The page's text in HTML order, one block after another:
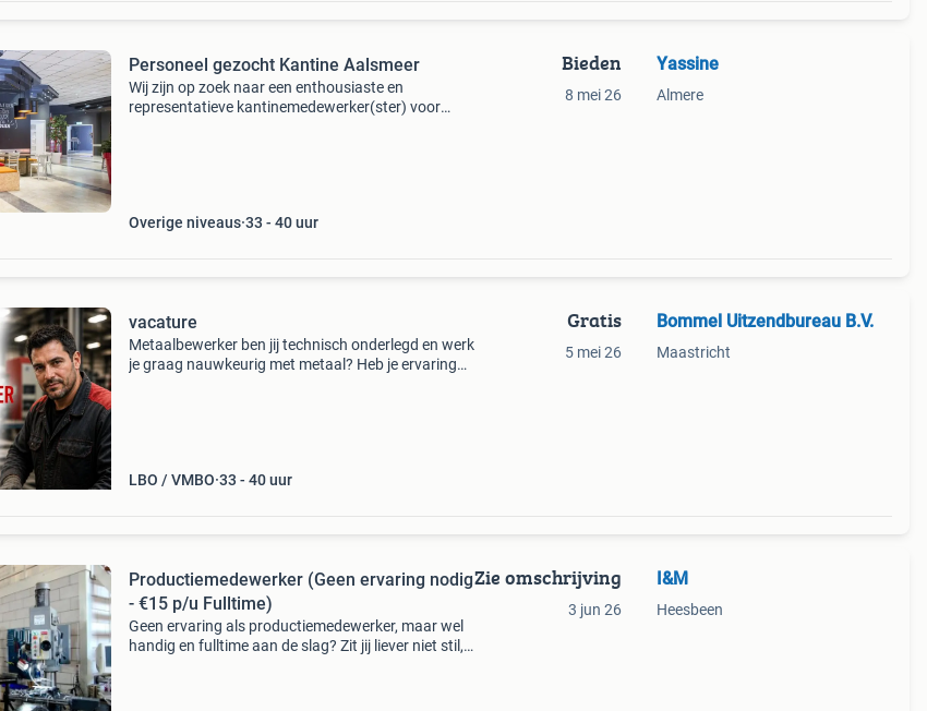
Personeel gezocht Kantine Aalsmeer
Wij zijn op zoek naar een enthousiaste en
representatieve kantinemedewerker(ster) voor
Overige niveaus 33 - 40 uur
Bieden
8 mei 26
Yassine
Almere
vacature
Metaalbewerker ben jij technisch onderlegd en werk
je graag nauwkeurig met metaal? Heb je ervaring
LBO / VMBO 33 - 40 uur
Gratis
5 mei 26
Bommel Uitzendbureau B.V.
Maastricht
Productiemedewerker (Geen ervaring nodig
- €15 p/u Fulltime)
Geen ervaring als productiemedewerker, maar wel
handig en fulltime aan de slag? Zit jij liever niet stil,
Zie omschrijving
3 jun 26
I&M
Heesbeen